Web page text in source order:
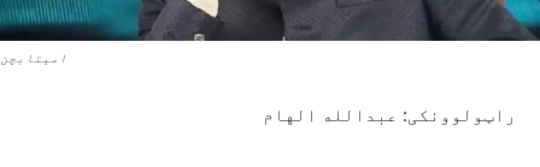
امیتابچن
راټولوونکی: عبدالله الهام